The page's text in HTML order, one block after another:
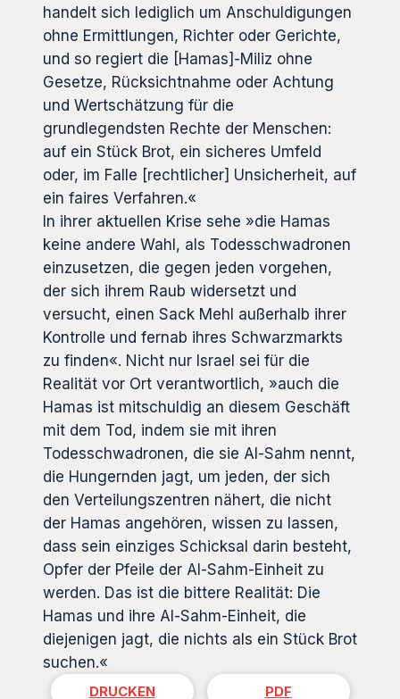
handelt sich lediglich um Anschuldigungen
ohne Ermittlungen, Richter oder Gerichte,
und so regiert die [Hamas]-Miliz ohne
Gesetze, Rücksichtnahme oder Achtung
und Wertschätzung für die
grundlegendsten Rechte der Menschen:
auf ein Stück Brot, ein sicheres Umfeld
oder, im Falle [rechtlicher] Unsicherheit, auf
ein faires Verfahren.«
In ihrer aktuellen Krise sehe »die Hamas
keine andere Wahl, als Todesschwadronen
einzusetzen, die gegen jeden vorgehen,
der sich ihrem Raub widersetzt und
versucht, einen Sack Mehl außerhalb ihrer
Kontrolle und fernab ihres Schwarzmarkts
zu finden«. Nicht nur Israel sei für die
Realität vor Ort verantwortlich, »auch die
Hamas ist mitschuldig an diesem Geschäft
mit dem Tod, indem sie mit ihren
Todesschwadronen, die sie Al-Sahm nennt,
die Hungernden jagt, um jeden, der sich
den Verteilungszentren nähert, die nicht
der Hamas angehören, wissen zu lassen,
dass sein einziges Schicksal darin besteht,
Opfer der Pfeile der Al-Sahm-Einheit zu
werden. Das ist die bittere Realität: Die
Hamas und ihre Al-Sahm-Einheit, die
diejenigen jagt, die nichts als ein Stück Brot
suchen.«
DRUCKEN PDF